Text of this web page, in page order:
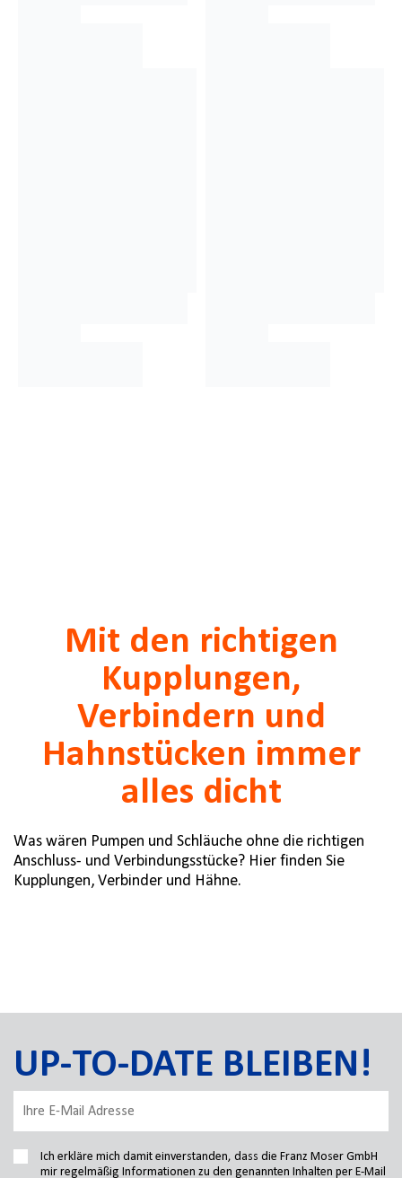
Mit den richtigen
Kupplungen,
Verbindern und
Hahnstücken immer
alles dicht
Was wären Pumpen und Schläuche ohne die richtigen
Anschluss- und Verbindungsstücke? Hier finden Sie
Kupplungen, Verbinder und Hähne.
UP-TO-DATE BLEIBEN!
Ich erkläre mich damit einverstanden, dass die Franz Moser GmbH
mir regelmäßig Informationen zu den genannten Inhalten per E-Mail